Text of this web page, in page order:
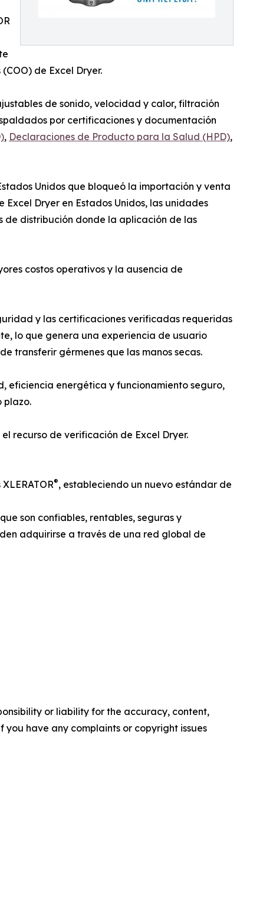
de Excel Dryer.
de sonido, velocidad y calor, filtración
por certificaciones y documentación
, Declaraciones de Producto para la Salud (HPD),
Unidos que bloqueó la importación y venta
Dryer en Estados Unidos, las unidades
de distribución donde la aplicación de las
costos operativos y la ausencia de
y las certificaciones verificadas requeridas
lo que genera una experiencia de usuario
transferir gérmenes que las manos secas.
eficiencia energética y funcionamiento seguro,
plazo.
recurso de verificación de Excel Dryer.
®, estableciendo un nuevo estándar de
son confiables, rentables, seguras y
adquirirse a través de una red global de
or liability for the accuracy, content,
have any complaints or copyright issues